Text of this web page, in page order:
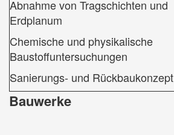
Abnahme von Tragschichten und
Erdplanum
Chemische und physikalische
Baustoffuntersuchungen
Sanierungs- und Rückbaukonzept
Bauwerke